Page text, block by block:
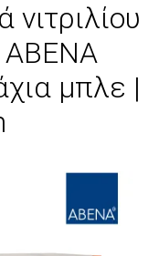
νιτριλίου
μπλε |